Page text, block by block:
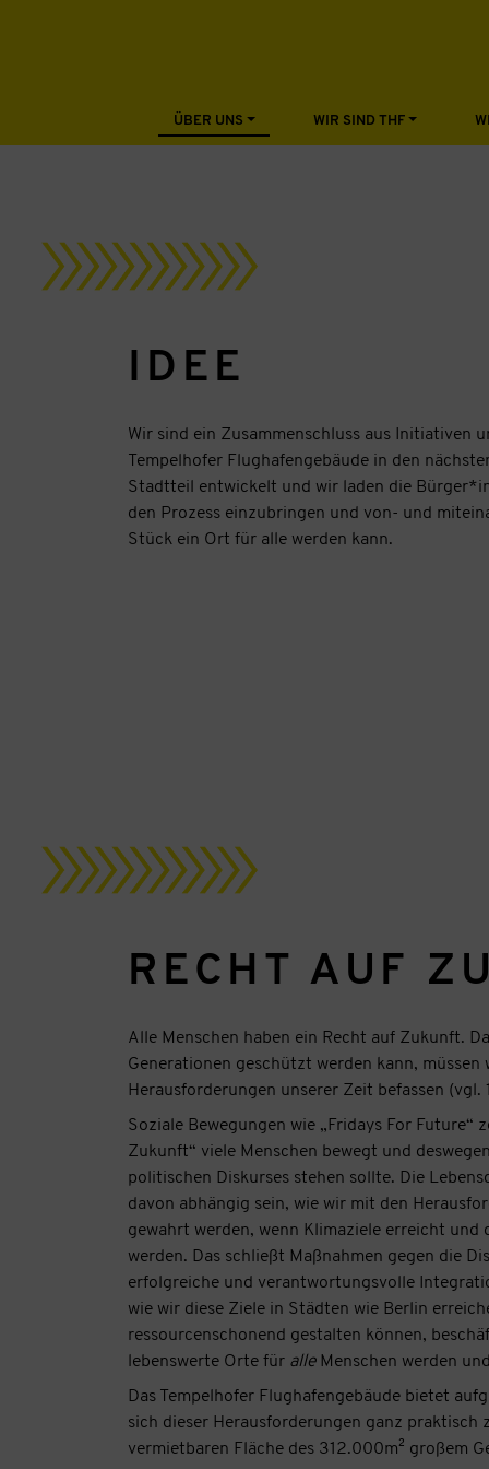
ÜBER UNS WIR SIND THF
IDEE
Wir sind ein Zusammenschluss aus Initiativen
Tempelhofer Flughafengebäude in den
Stadtteil entwickelt und wir laden die
den Prozess einzubringen und von- und
Stück ein Ort für alle werden kann.
RECHT AUF
Alle Menschen haben ein Recht auf Zukunft.
Generationen geschützt werden kann,
Herausforderungen unserer Zeit befassen (vgl.
Soziale Bewegungen wie „Fridays For Future“
Zukunft“ viele Menschen bewegt und
politischen Diskurses stehen sollte. Die
davon abhängig sein, wie wir mit den
gewahrt werden, wenn Klimaziele erreicht
werden. Das schließt Maßnahmen gegen die
erfolgreiche und verantwortungsvolle
wie wir diese Ziele in Städten wie Berlin
ressourcenschonend gestalten können,
lebenswerte Orte für alle Menschen werden
Das Tempelhofer Flughafengebäude bietet
sich dieser Herausforderungen ganz praktisch
vermietbaren Fläche des 312.000m² großem